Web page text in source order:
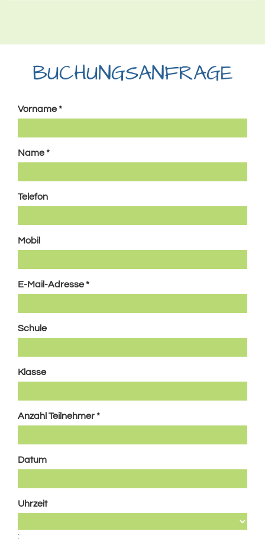
BUCHUNGSANFRAGE
Falls
Du
Mensch
bist,
Feld
Vorname*
Name*
Telefon
Mobil
E-Mail-Adresse*
Schule
Klasse
Anzahl Teilnehmer*
Datum
Uhrzeit
: